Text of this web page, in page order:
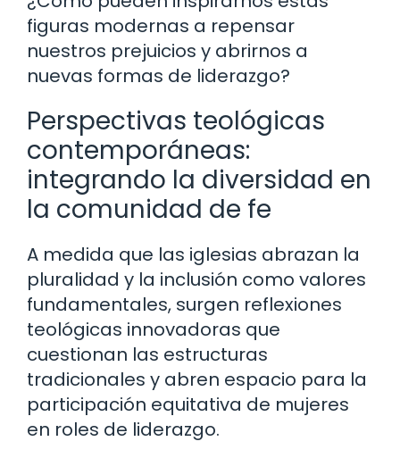
figuras modernas a repensar
nuestros prejuicios y abrirnos a
nuevas formas de liderazgo?
Perspectivas teológicas
contemporáneas:
integrando la diversidad en
la comunidad de fe
A medida que las iglesias abrazan la
pluralidad y la inclusión como valores
fundamentales, surgen reflexiones
teológicas innovadoras que
cuestionan las estructuras
tradicionales y abren espacio para la
participación equitativa de mujeres
en roles de liderazgo.